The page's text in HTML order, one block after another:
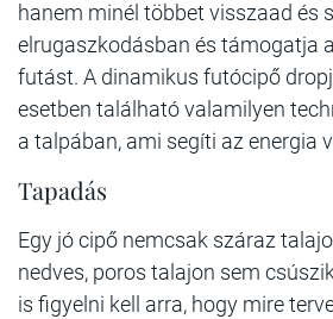
hanem minél többet visszaad és
elrugaszkodásban és támogatja
futást. A dinamikus futócipő
esetben található valamilyen
a talpában, ami segíti az energia
Tapadás
Egy jó cipő nemcsak száraz
nedves, poros talajon sem
is figyelni kell arra, hogy mire